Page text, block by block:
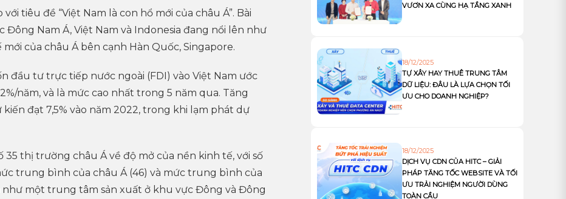
tiêu đề “Việt Nam là con hổ mới của châu Á”. Bài
Nam Á, Việt Nam và Indonesia đang nổi lên như
của châu Á bên cạnh Hàn Quốc, Singapore.
đầu tư trực tiếp nước ngoài (FDI) vào Việt Nam ước
năm, và là mức cao nhất trong 5 năm qua. Tăng
đạt 7,5% vào năm 2022, trong khi lạm phát dự
thị trường châu Á về độ mở của nền kinh tế, với số
trung bình của châu Á (46) và mức trung bình của
như một trung tâm sản xuất ở khu vực Đông và Đông
VƯƠN XA CÙNG HẠ TẦNG XANH
18/12/2025
TỰ XÂY HAY THUÊ TRUNG TÂM
DỮ LIỆU: ĐÂU LÀ LỰA CHỌN TỐI
ƯU CHO DOANH NGHIỆP?
18/12/2025
DỊCH VỤ CDN CỦA HITC – GIẢI
PHÁP TĂNG TỐC WEBSITE VÀ TỐI
ƯU TRẢI NGHIỆM NGƯỜI DÙNG
TOÀN CẦU